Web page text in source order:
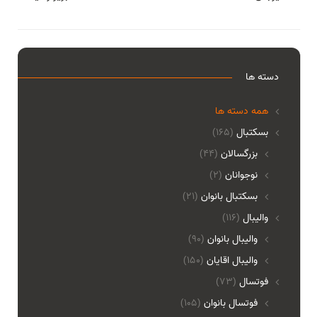
دسته ها
همه دسته ها
(165) بسکتبال
بزرگسالان (44)
نوجوانان (2)
بسکتبال بانوان (21)
(116) والیبال
واليبال بانوان (90)
واليبال اقايان (150)
(73) فوتسال
فوتسال بانوان (105)